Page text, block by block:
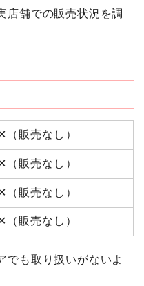
店舗での販売状況を調
（販売なし）
（販売なし）
（販売なし）
（販売なし）
でも取り扱いがないよ